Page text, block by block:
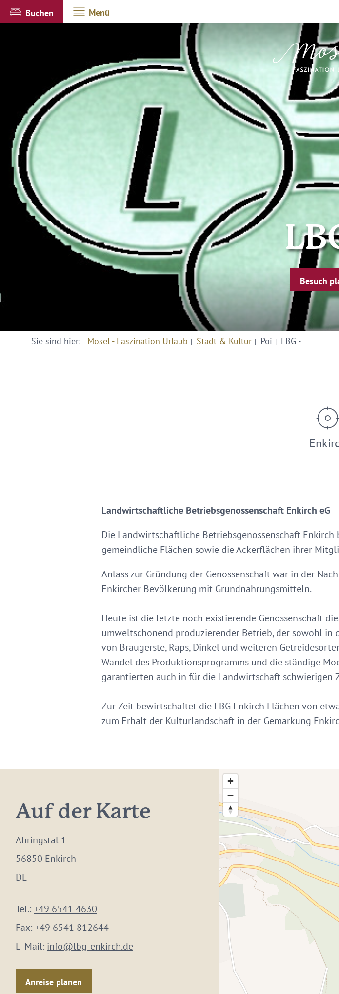
Buchen Menü
Besuch
Sie sind hier: Mosel - Faszination Urlaub Stadt & Kultur Poi LBG -
Landwirtschaftliche Betriebsgenossenschaft Enkirch eG
Die Landwirtschaftliche Betriebsgenossenschaft
gemeindliche Flächen sowie die Ackerflächen ihrer
Anlass zur Gründung der Genossenschaft war in der
Enkircher Bevölkerung mit Grundnahrungsmitteln.
Heute ist die letzte noch existierende Genossenschaft
umweltschonend produzierender Betrieb, der sowohl
von Braugerste, Raps, Dinkel und weiteren
Wandel des Produktionsprogramms und die ständige
garantierten auch in für die Landwirtschaft schwierigen
Zur Zeit bewirtschaftet die LBG Enkirch Flächen von
zum Erhalt der Kulturlandschaft in der Gemarkung
Auf der Karte
Ahringstal 1
56850 Enkirch
DE
Tel.:+49 6541 4630
Fax:+49 6541 812644
E-Mail: info@lbg-enkirch.de
Anreise planen